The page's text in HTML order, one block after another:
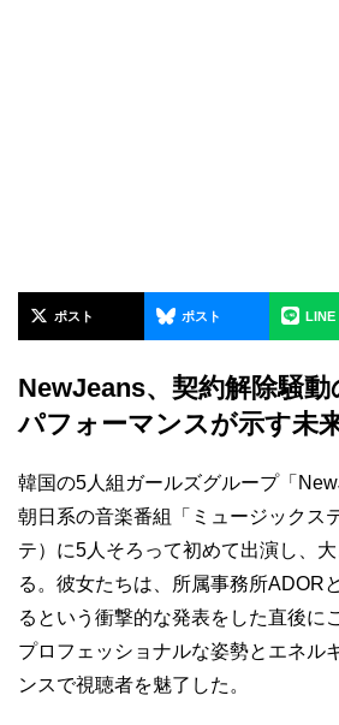
ポスト ポスト LINE
NewJeans、契約解除騒
パフォーマンスが示す未
韓国の5人組ガールズグループ「
朝日系の音楽番組「ミュージックス
テ）に5人そろって初めて出演し、
る。彼女たちは、所属事務所ADOR
るという衝撃的な発表をした直後に
プロフェッショナルな姿勢とエネル
ンスで視聴者を魅了した。